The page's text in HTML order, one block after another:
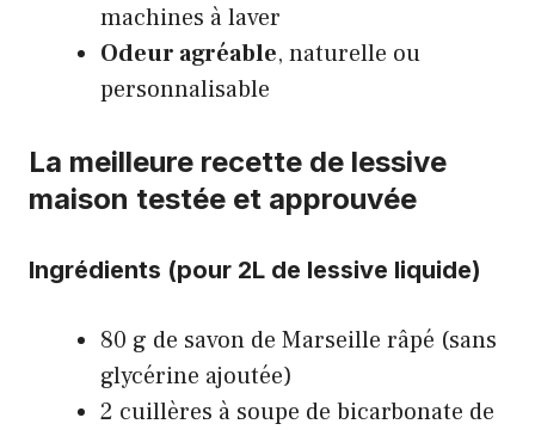
machines à laver
Odeur agréable, naturelle ou
personnalisable
La meilleure recette de lessive
maison testée et approuvée
Ingrédients (pour 2L de lessive liquide)
80 g de savon de Marseille râpé (sans
glycérine ajoutée)
2 cuillères à soupe de bicarbonate de